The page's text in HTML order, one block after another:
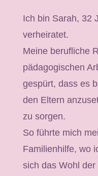
Ich bin Sarah, 32
verheiratet.
Meine berufliche
pädagogischen
gespürt, dass es
den Eltern
zu sorgen.
So führte mich
Familienhilfe, wo
sich das Wohl